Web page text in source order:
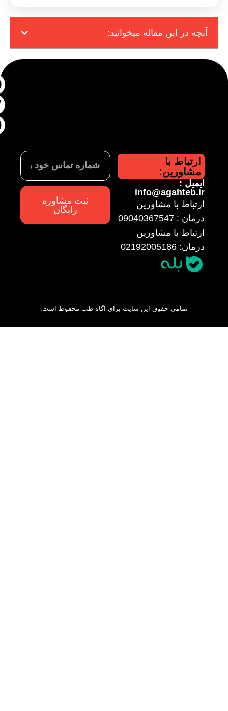
آنچه در این مقاله میخوانید:
ارتباط با
مشاورین:
ایمیل :
info@agahteb.ir
ارتباط با مشاورین
درمان : 09040367547
ارتباط با مشاورین
درمان: 02192005186
ثبت مشاوره
رایگان
تمامی حقوق این سایت برای آگاه طب محفوظ است.